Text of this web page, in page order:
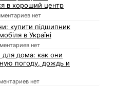
в хороший центр
нет
купити підшипник
в Україні
нет
дома: как они
погоду, дождь и
нет